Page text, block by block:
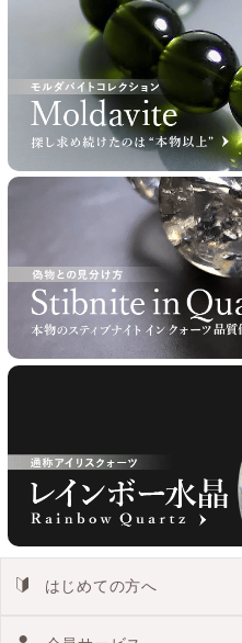
はじめての方へ